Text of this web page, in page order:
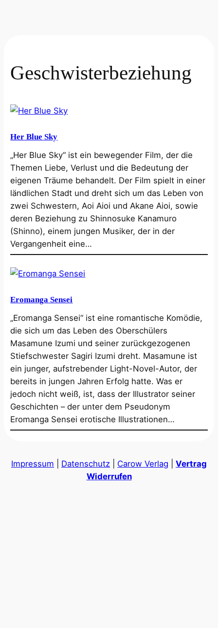
Geschwisterbeziehung
Her Blue Sky
„Her Blue Sky“ ist ein bewegender Film, der die
Themen Liebe, Verlust und die Bedeutung der
eigenen Träume behandelt. Der Film spielt in einer
ländlichen Stadt und dreht sich um das Leben von
zwei Schwestern, Aoi Aioi und Akane Aioi, sowie
deren Beziehung zu Shinnosuke Kanamuro
(Shinno), einem jungen Musiker, der in der
Vergangenheit eine…
Eromanga Sensei
„Eromanga Sensei“ ist eine romantische Komödie,
die sich um das Leben des Oberschülers
Masamune Izumi und seiner zurückgezogenen
Stiefschwester Sagiri Izumi dreht. Masamune ist
ein junger, aufstrebender Light-Novel-Autor, der
bereits in jungen Jahren Erfolg hatte. Was er
jedoch nicht weiß, ist, dass der Illustrator seiner
Geschichten – der unter dem Pseudonym
Eromanga Sensei erotische Illustrationen…
Impressum Datenschutz Carow Verlag
Vertrag
Widerrufen